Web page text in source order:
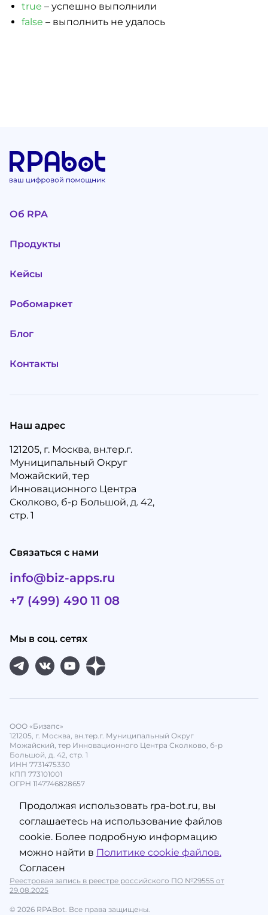
true – успешно выполнили
false – выполнить не удалось
Об RPA
Продукты
Кейсы
Робомаркет
Блог
Контакты
ООО «Бизапс»
121205, г. Москва, вн.тер.г. Муниципальный Округ
Можайский, тер Инновационного Центра Сколково, б-р
Большой, д. 42, стр. 1
ИНН 7731475330
КПП 773101001
ОГРН 1147746828657
Наш адрес
121205, г. Москва, вн.тер.г.
Муниципальный Округ
Можайский, тер
Инновационного Центра
Сколково, б-р Большой, д. 42,
стр. 1
Связаться с нами
info@biz-apps.ru
+7 (499) 490 11 08
Мы в соц. сетях
© 2026 RPABot. Все права защищены.
Реестровая запись в реестре российского ПО №29555 от
29.08.2025
Продолжая использовать rpa-bot.ru, вы
соглашаетесь на использование файлов
cookie. Более подробную информацию
можно найти в Политике cookie файлов.
Согласен